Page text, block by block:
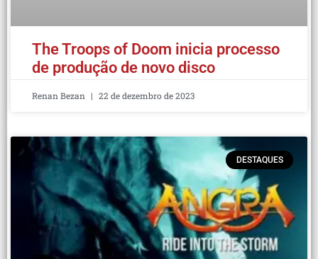
The Troops of Doom inicia processo
de produção de novo disco
Renan Bezan 22 de dezembro de 2023
DESTAQUES